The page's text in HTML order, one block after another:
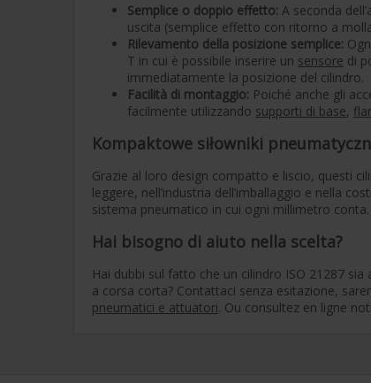
Semplice o doppio effetto: A seconda
uscita (semplice effetto con ritorno a
Rilevamento della posizione semplice:
T in cui è possibile inserire un sensore di
immediatamente la posizione del cilindro.
Facilità di montaggio: Poiché anche gli
facilmente utilizzando supporti di base,
Kompaktowe siłowniki
Grazie al loro design compatto e liscio, questi
leggere, nell’industria dell’imballaggio e nella
sistema pneumatico in cui ogni millimetro conta.
Hai bisogno di aiuto nella scelta?
Hai dubbi sul fatto che un cilindro ISO 21287
a corsa corta? Contattaci senza esitazione,
pneumatici e attuatori. Ou consultez en ligne